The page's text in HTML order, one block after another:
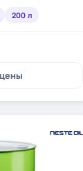
200 л